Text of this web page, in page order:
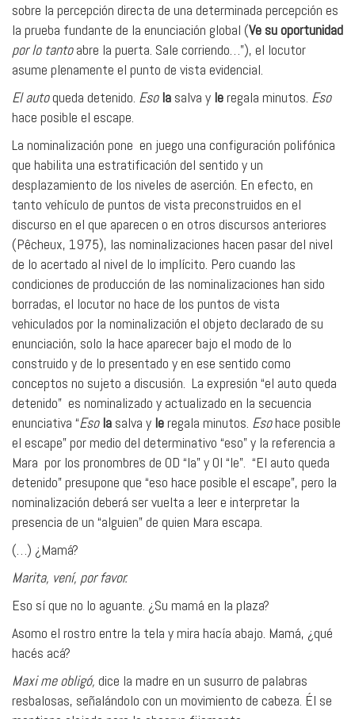
sobre la percepción directa de una determinada percepción es
la prueba fundante de la enunciación global (Ve su oportunidad
por lo tantoabre la puerta. Sale corriendo…”), el locutor
asume plenamente el punto de vista evidencial.
El autoqueda detenido. Eso la salva y leregala minutos. Eso
hace posible el escape.
La nominalización pone en juego una configuración polifónica
que habilita una estratificación del sentido y un
desplazamiento de los niveles de aserción. En efecto, en
tanto vehículo de puntos de vista preconstruidos en el
discurso en el que aparecen o en otros discursos anteriores
(Pêcheux, 1975), las nominalizaciones hacen pasar del nivel
de lo acertado al nivel de lo implícito. Pero cuando las
condiciones de producción de las nominalizaciones han sido
borradas, el locutor no hace de los puntos de vista
vehiculados por la nominalización el objeto declarado de su
enunciación, solo la hace aparecer bajo el modo de lo
construido y de lo presentado y en ese sentido como
conceptos no sujeto a discusión. La expresión “el auto queda
detenido” es nominalizado y actualizado en la secuencia
enunciativa “Eso la salva y leregala minutos. Esohace posible
el escape” por medio del determinativo “eso” y la referencia a
Mara por los pronombres de OD “la” y OI “le”. “El auto queda
detenido” presupone que “eso hace posible el escape”, pero la
nominalización deberá ser vuelta a leer e interpretar la
presencia de un “alguien” de quien Mara escapa.
(…) ¿Mamá?
Marita, vení, por favor.
Eso sí que no lo aguante. ¿Su mamá en la plaza?
Asomo el rostro entre la tela y mira hacía abajo. Mamá, ¿qué
hacés acá?
Maxi me obligó, dice la madre en un susurro de palabras
resbalosas, señalándolo con un movimiento de cabeza. Él se